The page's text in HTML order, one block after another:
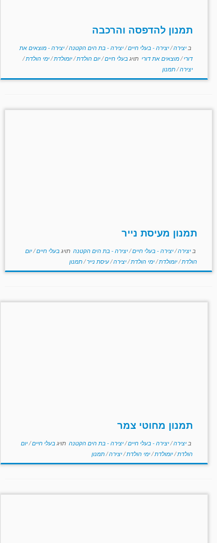
תמנון להדפסה והרכבה
ב יצירה/יצירה - בעלי חיים/יצירה - בת הים הקטנה/יצירה - מוצאים את
דורי/מוצאים את דורי תויגבעלי חיים/יום הולדת/יומולדת/ימי הולדת/
יצירה/תמנון
תמנון מעיסת נייר
ב יצירה/יצירה - בעלי חיים/יצירה - בת הים הקטנה תויגבעלי חיים/יום
הולדת/יומולדת/ימי הולדת/יצירה/עיסת נייר/תמנון
תמנון מחוטי צמר
ב יצירה/יצירה - בעלי חיים/יצירה - בת הים הקטנה תויגבעלי חיים/יום
הולדת/יומולדת/ימי הולדת/יצירה/תמנון